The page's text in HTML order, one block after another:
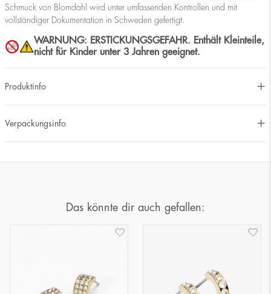
Schmuck von Blomdahl wird unter umfassenden Kontrollen und mit
vollständiger Dokumentation in Schweden gefertigt.
WARNUNG: ERSTICKUNGSGEFAHR. Enthält Kleinteile,
nicht für Kinder unter 3 Jahren geeignet.
Produktinfo
Verpackungsinfo
Das könnte dir auch gefallen: